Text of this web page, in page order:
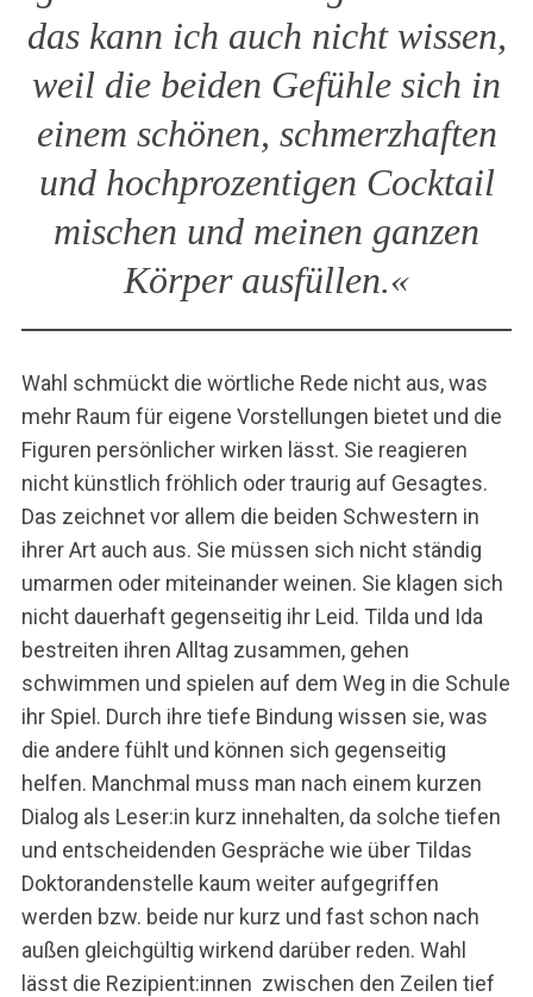
das kann ich auch nicht wissen,
weil die beiden Gefühle sich in
einem schönen, schmerzhaften
und hochprozentigen Cocktail
mischen und meinen ganzen
Körper ausfüllen.«
Wahl schmückt die wörtliche Rede nicht aus, was
mehr Raum für eigene Vorstellungen bietet und die
Figuren persönlicher wirken lässt. Sie reagieren
nicht künstlich fröhlich oder traurig auf Gesagtes.
Das zeichnet vor allem die beiden Schwestern in
ihrer Art auch aus. Sie müssen sich nicht ständig
umarmen oder miteinander weinen. Sie klagen sich
nicht dauerhaft gegenseitig ihr Leid. Tilda und Ida
bestreiten ihren Alltag zusammen, gehen
schwimmen und spielen auf dem Weg in die Schule
ihr Spiel. Durch ihre tiefe Bindung wissen sie, was
die andere fühlt und können sich gegenseitig
helfen. Manchmal muss man nach einem kurzen
Dialog als Leser:in kurz innehalten, da solche tiefen
und entscheidenden Gespräche wie über Tildas
Doktorandenstelle kaum weiter aufgegriffen
werden bzw. beide nur kurz und fast schon nach
außen gleichgültig wirkend darüber reden. Wahl
lässt die Rezipient:innen zwischen den Zeilen tief
S